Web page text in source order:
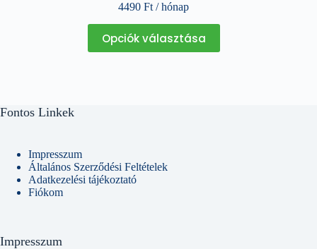
4490Ft / hónap
Opciók választása
Ennek
a
terméknek
ki
Fontos Linkek
Impresszum
Általános Szerződési Feltételek
Adatkezelési tájékoztató
Fiókom
Impresszum